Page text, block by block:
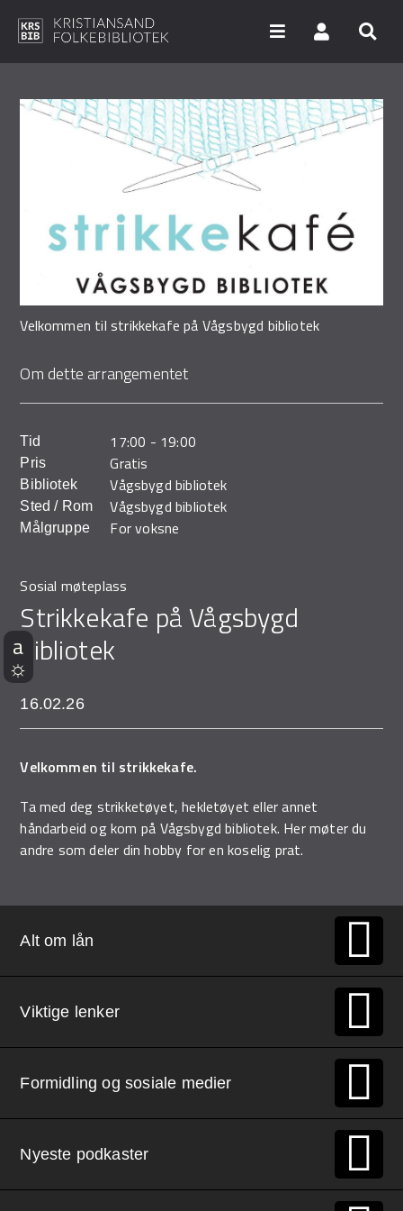
Arrangementer
Bibliotekene
Digitale tjenester
Vi tilbyr
UNG
Søk i våre databaser
hovedinnhold
Velkommen til strikkekafe på Vågsbygd bibliotek
Om dette arrangementet
Tid 17:00 - 19:00
Pris Gratis
Bibliotek Vågsbygd bibliotek
Sted / Rom Vågsbygd bibliotek
Målgruppe For voksne
Sosial møteplass
Strikkekafe på Vågsbygd
bibliotek
16.02.26
Velkommen til strikkekafe.
Ta med deg strikketøyet, hekletøyet eller annet
håndarbeid og kom på Vågsbygd bibliotek. Her møter du
andre som deler din hobby for en koselig prat.
Alt om lån
Viktige lenker
Formidling og sosiale medier
Nyeste podkaster